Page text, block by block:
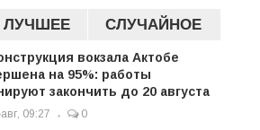
ЛУЧШЕЕ СЛУЧАЙНОЕ
вокзала Актобе
на 95%: работы
закончить до 20 августа
09:27 0